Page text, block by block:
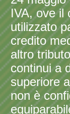
IVA, ove il
utilizzato
credito
altro
continui a
superiore
non è